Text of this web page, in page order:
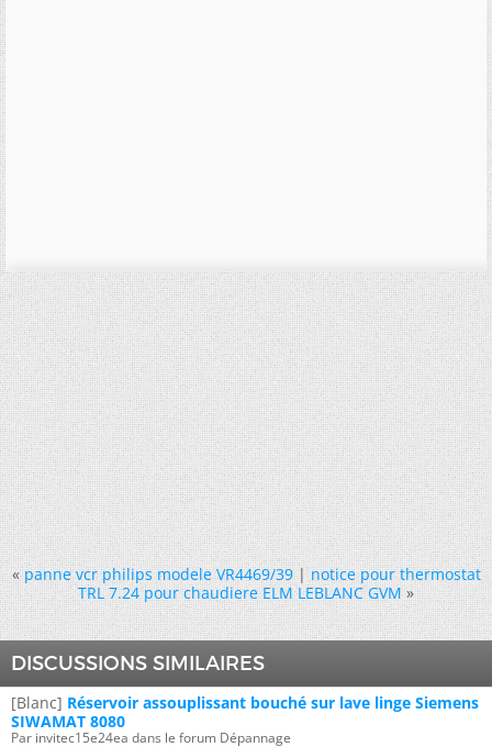
« panne vcr philips modele VR4469/39|notice pour thermostat
TRL 7.24 pour chaudiere ELM LEBLANC GVM »
DISCUSSIONS SIMILAIRES
[Blanc] Réservoir assouplissant bouché sur lave linge Siemens
SIWAMAT 8080
Par invitec15e24ea dans le forum Dépannage